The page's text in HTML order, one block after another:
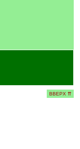
ВВЕРХ ⇈